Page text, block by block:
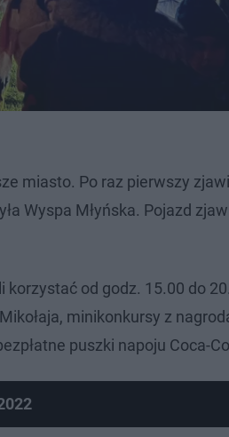
miasto. Po raz pierwszy
Wyspa Młyńska. Pojazd
od godz. 15.00 do
minikonkursy z
puszki napoju Coca-